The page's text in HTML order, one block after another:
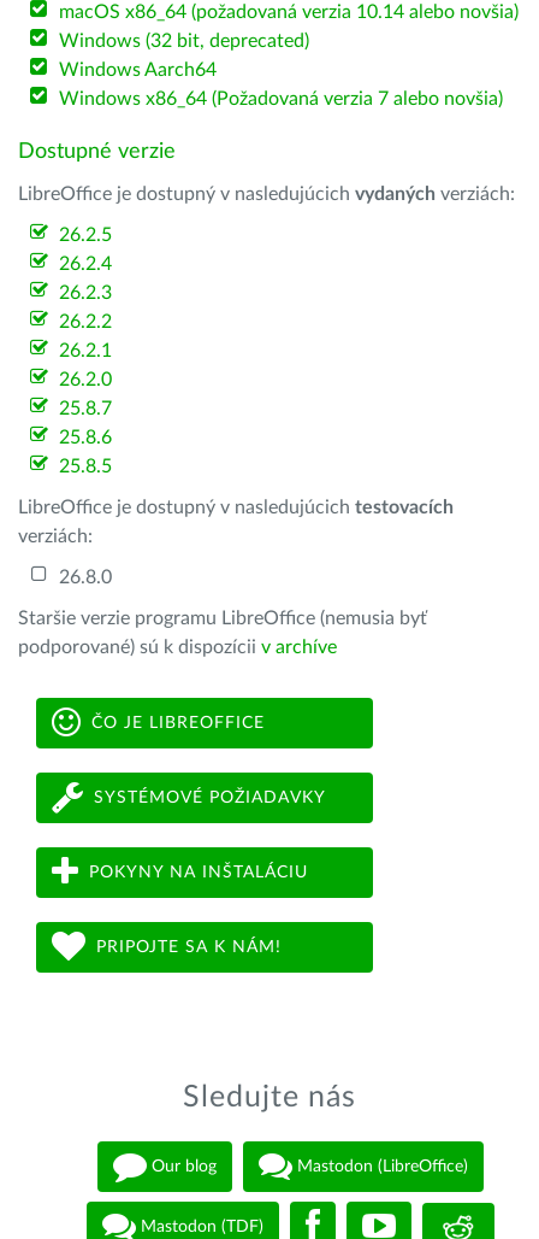
macOS x86_64 (požadovaná verzia 10.14 alebo novšia)
Windows (32 bit, deprecated)
Windows Aarch64
Windows x86_64 (Požadovaná verzia 7 alebo novšia)
Dostupné verzie
LibreOffice je dostupný v nasledujúcich vydaných verziách:
26.2.5
26.2.4
26.2.3
26.2.2
26.2.1
26.2.0
25.8.7
25.8.6
25.8.5
LibreOffice je dostupný v nasledujúcich testovacích
verziách:
26.8.0
Staršie verzie programu LibreOffice (nemusia byť
podporované) sú k dispozícii v archíve
ČO JE LIBREOFFICE
SYSTÉMOVÉ POŽIADAVKY
POKYNY NA INŠTALÁCIU
PRIPOJTE SA K NÁM!
Sledujte nás
Our blog Mastodon (LibreOffice)
Mastodon (TDF)